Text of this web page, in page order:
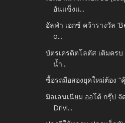
อันแข็งแ...
อัลฟ่า เอกซ์ คว้ารางวัล
o...
บัตรเครดิตโลตัส เติมคร
น้ำ...
ซื้อรถมือสองยุคใหม่ต้อง “
มิลเลนเนียม ออโต้ กรุ๊ป จั
Drivi...